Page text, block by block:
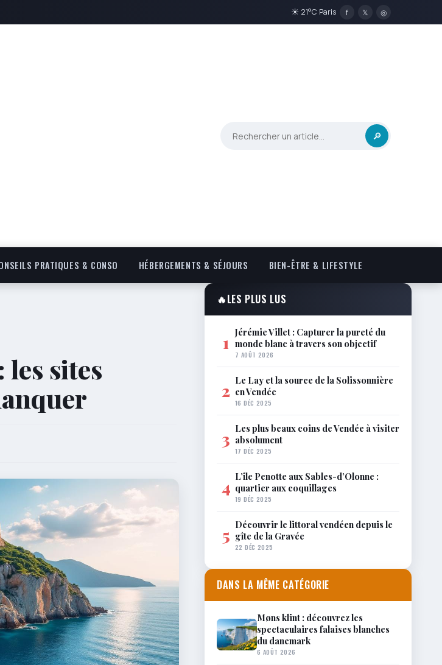
☀ 21°C Paris f 𝕏 ◎
🔎
PRATIQUES & CONSO HÉBERGEMENTS & SÉJOURS BIEN-ÊTRE & LIFESTYLE
les sites
🔥LES PLUS LUS
1 Jérémie Villet : Capturer la pureté du
monde blanc à travers son objectif
7 AOÛT 2026
2 Le Lay et la source de la Solissonnière
en Vendée
16 DÉC 2025
3 Les plus beaux coins de Vendée à visiter
absolument
17 DÉC 2025
4 L’île Penotte aux Sables-d’Olonne :
quartier aux coquillages
19 DÉC 2025
5 Découvrir le littoral vendéen depuis le
gîte de la Gravée
22 DÉC 2025
DANS LA MÊME CATÉGORIE
Møns klint : découvrez les
spectaculaires falaises blanches
du danemark
6 AOÛT 2026